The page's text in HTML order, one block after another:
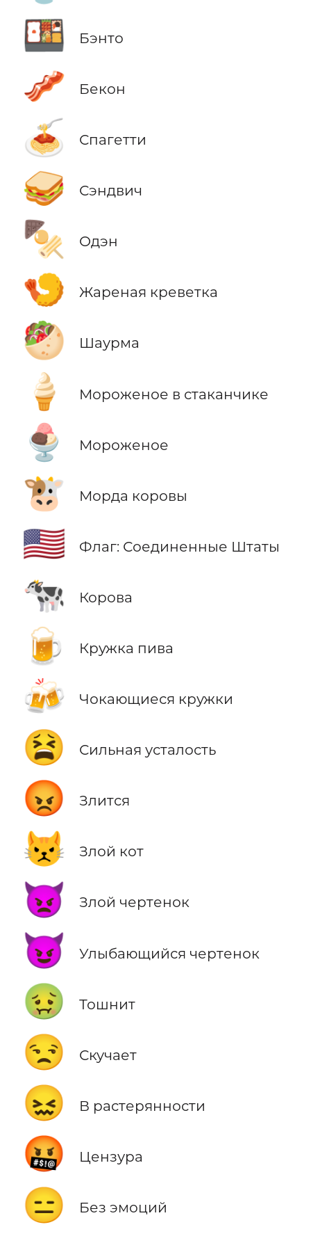
🍱
Бэнто
🥓 Бекон
🍝 Спагетти
🥪 Сэндвич
🍢 Одэн
🍤 Жареная креветка
🥙 Шаурма
🍦 Мороженое в стаканчике
🍨 Мороженое
🐮 Морда коровы
🇺🇸 Флаг: Соединенные Штаты
🐄 Корова
🍺 Кружка пива
🍻 Чокающиеся кружки
😫 Сильная усталость
😡 Злится
😾 Злой кот
👿 Злой чертенок
😈 Улыбающийся чертенок
🤢 Тошнит
😒 Скучает
😖 В растерянности
🤬 Цензура
😑 Без эмоций